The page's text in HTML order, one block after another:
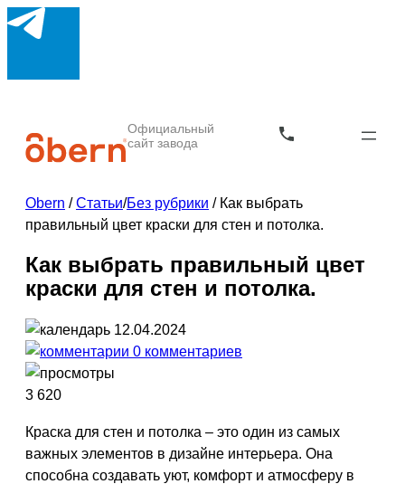
Официальный
сайт завода
Obern /Статьи/Без рубрики / Как выбрать
правильный цвет краски для стен и потолка.
Как выбрать правильный цвет
краски для стен и потолка.
12.04.2024
0 комментариев
3 620
Краска для стен и потолка – это один из самых
важных элементов в дизайне интерьера. Она
способна создавать уют, комфорт и атмосферу в